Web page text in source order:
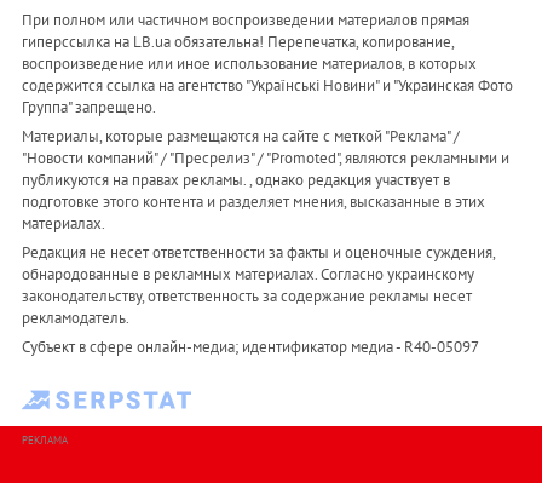
При полном или частичном воспроизведении материалов прямая
гиперссылка на LB.ua обязательна! Перепечатка, копирование,
воспроизведение или иное использование материалов, в которых
содержится ссылка на агентство "Українськi Новини" и "Украинская Фото
Группа" запрещено.
Материалы, которые размещаются на сайте с меткой "Реклама" /
"Новости компаний" / "Пресрелиз" / "Promoted", являются рекламными и
публикуются на правах рекламы. , однако редакция участвует в
подготовке этого контента и разделяет мнения, высказанные в этих
материалах.
Редакция не несет ответственности за факты и оценочные суждения,
обнародованные в рекламных материалах. Согласно украинскому
законодательству, ответственность за содержание рекламы несет
рекламодатель.
Субъект в сфере онлайн-медиа; идентификатор медиа - R40-05097
РЕКЛАМА